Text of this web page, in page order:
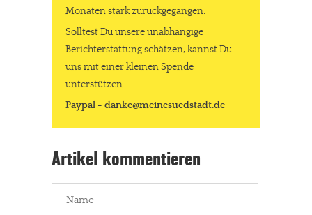
Monaten stark zurückgegangen.
Solltest Du unsere unabhängige
Berichterstattung schätzen, kannst Du
uns mit einer kleinen Spende
unterstützen.
Paypal - danke@meinesuedstadt.de
Artikel kommentieren